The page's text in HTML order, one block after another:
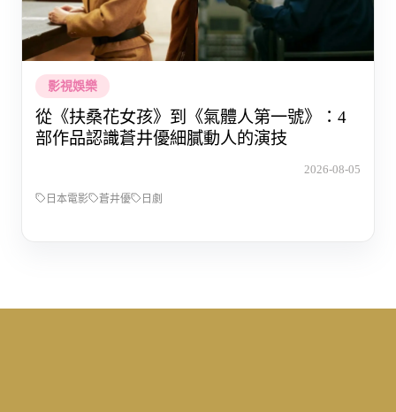
影視娛樂
從《扶桑花女孩》到《氣體人第一號》：4
部作品認識蒼井優細膩動人的演技
2026-08-05
日本電影 蒼井優 日劇